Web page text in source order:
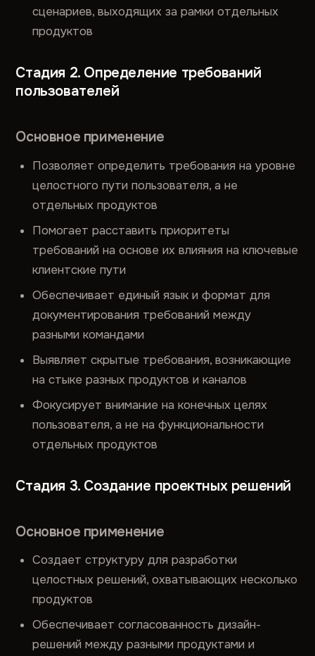
сценариев, выходящих за рамки отдельных
продуктов
Стадия 2. Определение требований
пользователей
Основное применение
Позволяет определить требования на уровне
целостного пути пользователя, а не
отдельных продуктов
Помогает расставить приоритеты
требований на основе их влияния на ключевые
клиентские пути
Обеспечивает единый язык и формат для
документирования требований между
разными командами
Выявляет скрытые требования, возникающие
на стыке разных продуктов и каналов
Фокусирует внимание на конечных целях
пользователя, а не на функциональности
отдельных продуктов
Стадия 3. Создание проектных решений
Основное применение
Создает структуру для разработки
целостных решений, охватывающих несколько
продуктов
Обеспечивает согласованность дизайн-
решений между разными продуктами и